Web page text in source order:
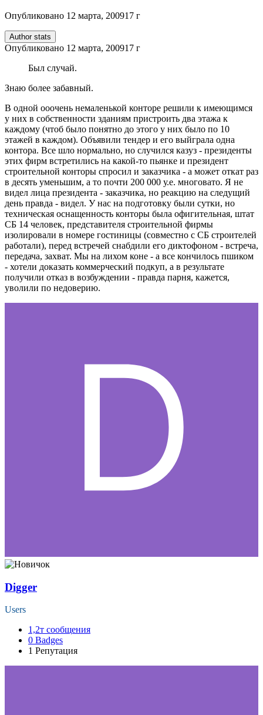
Опубликовано 12 марта, 200917 г
Author stats
Опубликовано 12 марта, 200917 г
Был случай.
Знаю более забавный.
В одной ооочень немаленькой конторе решили к имеющимся
у них в собственности зданиям пристроить два этажа к
каждому (чтоб было понятно до этого у них было по 10
этажей в каждом). Объявили тендер и его выйграла одна
контора. Все шло нормально, но случился казуз - президенты
этих фирм встретились на какой-то пьянке и президент
строительной конторы спросил и заказчика - а может откат раз
в десять уменьшим, а то почти 200 000 у.е. многовато. Я не
видел лица президента - заказчика, но реакцию на следущий
день правда - видел. У нас на подготовку были сутки, но
техническая оснащенность конторы была офигительная, штат
СБ 14 человек, представителя строительной фирмы
изолировали в номере гостиницы (совместно с СБ строителей
работали), перед встречей снабдили его диктофоном - встреча,
передача, захват. Мы на лихом коне - а все кончилось пшиком
- хотели доказать коммерческий подкуп, а в результате
получили отказ в возбуждении - правда парня, кажется,
уволили по недоверию.
Digger
Users
1,2т сообщения
0 Badges
1 Репутация